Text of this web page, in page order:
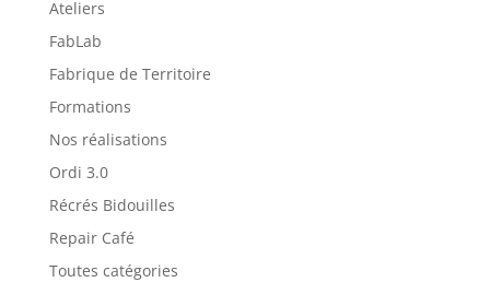
Ateliers
FabLab
Fabrique de Territoire
Formations
Nos réalisations
Ordi 3.0
Récrés Bidouilles
Repair Café
Toutes catégories